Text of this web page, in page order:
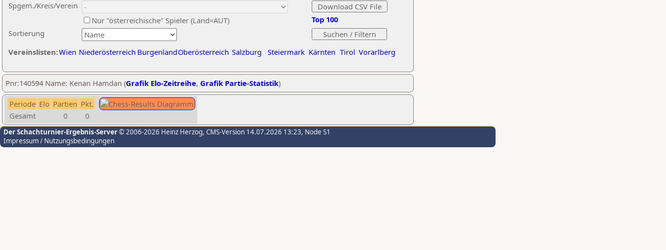
Sortierung
Spgem./Kreis/Verein
Nur "österreichische" Spieler (Land=AUT)
Vereinslisten:Wien Niederösterreich BurgenlandOberösterreich Salzburg Steiermark Kärnten Tirol Vorarlberg
Top 100
Pnr:140594 Name: Kenan Hamdan (Grafik Elo-Zeitreihe, Grafik Partie-Statistik)
Periode Elo Partien Pkt.
Gesamt
0 0
Der Schachturnier-Ergebnis-Server© 2006-2026 Heinz Herzog, CMS-Version 14.07.2026 13:23, Node S1
Impressum / Nutzungsbedingungen